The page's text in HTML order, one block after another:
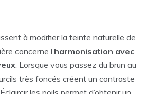
à modifier la teinte naturelle de
concerne l’harmonisation avec
. Lorsque vous passez du brun au
très foncés créent un contraste